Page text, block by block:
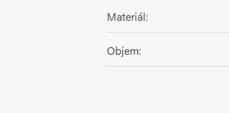
Materiál:
Objem: